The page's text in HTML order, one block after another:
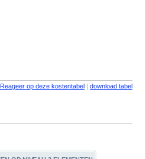
Reageer op deze kostentabel | download tabel